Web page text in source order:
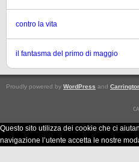
contro la vita
il fantasma del primo di maggio
Proudly powered by WordPress and
Questo sito utilizza dei cookie che ci
navigazione l’utente accetta le nostre